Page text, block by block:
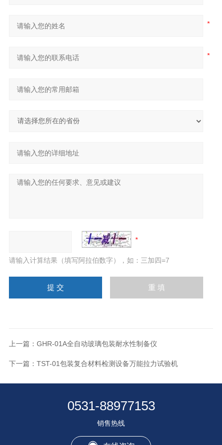
请输入计算结果（填写阿拉伯数字），如：三加四=7
上一篇： GHR-01A全自动玻璃包装耐水性制备仪
下一篇： TST-01包装复合材料检测设备万能拉力试验机
0531-88977153
销售热线